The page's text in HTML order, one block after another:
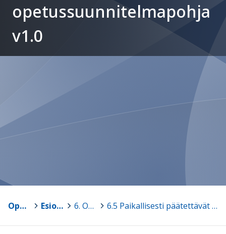
opetussuunnitelmapohja
v1.0
Opetussuunnitelmat > Esiopetuksen opetussuunnitelmapohja v1.0 > 6. Oppilashuolto > 6.5 Paikallisesti päätettävät asiat ja yksikkökohtaisen oppilashuoltosuunnitelman laadinta